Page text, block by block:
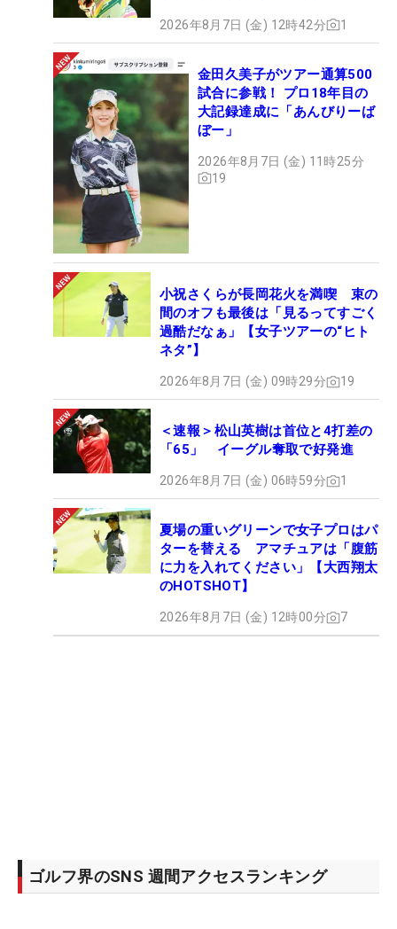
2026年8月7日 (金) 12時42分 1
金田久美子がツアー通算500
試合に参戦！ プロ18年目の
大記録達成に「あんびりーば
ぼー」
2026年8月7日 (金) 11時25分
19
小祝さくらが長岡花火を満喫 束の
間のオフも最後は「見るってすごく
過酷だなぁ」【女子ツアーの“ヒト
ネタ”】
2026年8月7日 (金) 09時29分 19
＜速報＞松山英樹は首位と4打差の
「65」 イーグル奪取で好発進
2026年8月7日 (金) 06時59分 1
夏場の重いグリーンで女子プロはパ
ターを替える アマチュアは「腹筋
に力を入れてください」【大西翔太
のHOTSHOT】
2026年8月7日 (金) 12時00分 7
ゴルフ界のSNS 週間アクセスランキング